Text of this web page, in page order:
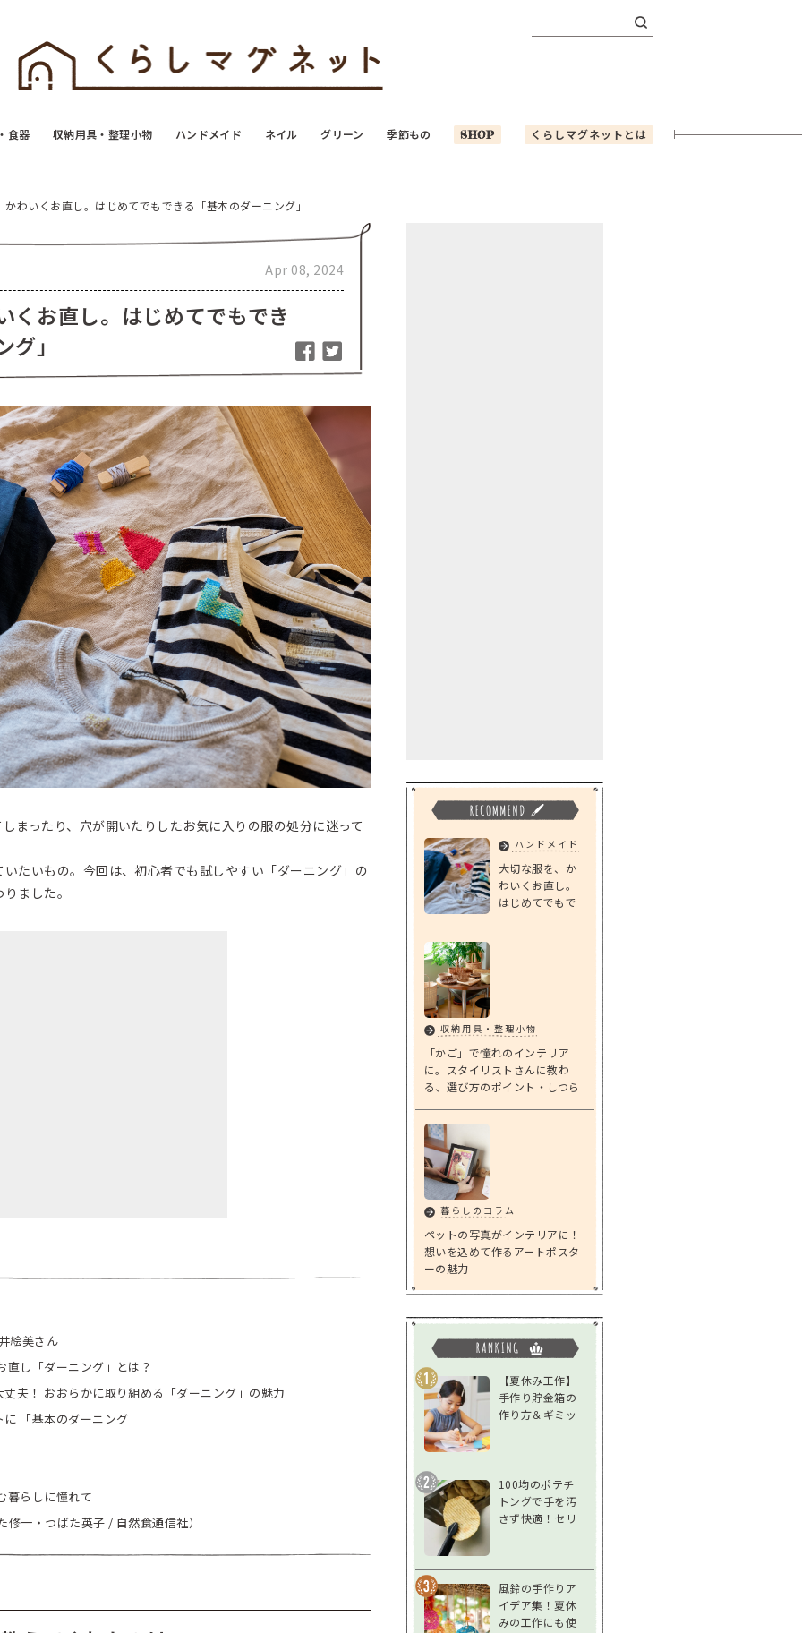
食器 収納用具・整理小物 ハンドメイド ネイル グリーン 季節もの SHOP くらしマグネットとは
かわいくお直し。はじめてでもできる「基本のダーニング」
Apr 08, 2024
くお直し。はじめてでもでき
」
まったり、穴が開いたりしたお気に入りの服の処分に迷って
たいもの。今回は、初心者でも試しやすい「ダーニング」の
ました。
絵美さん
し「ダーニング」とは？
夫！ おおらかに取り組める「ダーニング」の魅力
「基本のダーニング」
暮らしに憧れて
一・つばた英子 / 自然食通信社）
ハンドメイド
大切な服を、か
わいくお直し。
はじめてでもで
収納用具・整理小物
「かご」で憧れのインテリア
に。スタイリストさんに教わ
る、選び方のポイント・しつら
暮らしのコラム
ペットの写真がインテリアに！
想いを込めて作るアートポスタ
ーの魅力
【夏休み工作】
手作り貯金箱の
作り方＆ギミッ
応
100均のポテチ
トングで手を汚
さず快適！セリ
ー
風鈴の手作りア
イデア集！夏休
みの工作にも使